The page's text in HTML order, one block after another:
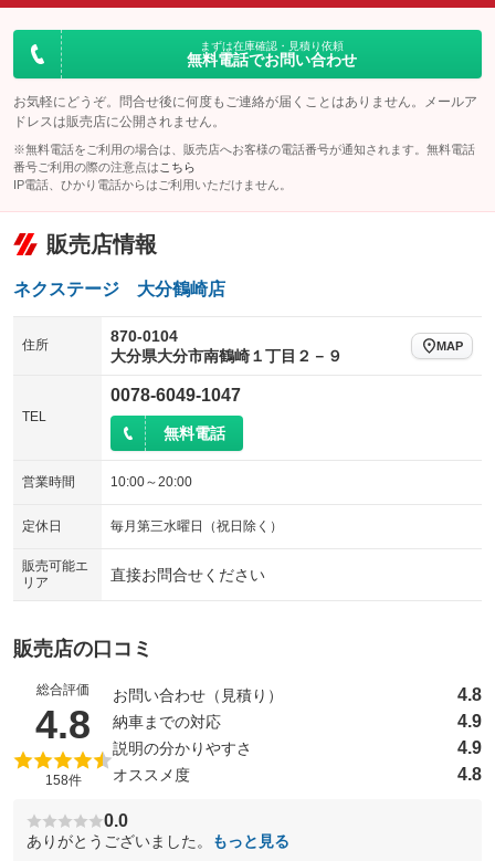
エアサスペンション ヘッドライトウォッシャー
まずは在庫確認・見積り依頼
無料電話でお問い合わせ
お気軽にどうぞ。問合せ後に何度もご連絡が届くことはありません。メールア
ドレスは販売店に公開されません。
※無料電話をご利用の場合は、販売店へお客様の電話番号が通知されます。無料電話
番号ご利用の際の注意点は こちら
IP電話、ひかり電話からはご利用いただけません。
販売店情報
ネクステージ 大分鶴崎店
住所
870-0104
大分県大分市南鶴崎１丁目２－９
MAP
TEL
0078-6049-1047
無料電話
営業時間 10:00～20:00
定休日 毎月第三水曜日（祝日除く）
販売可能エ
リア
直接お問合せください
販売店の口コミ
総合評価
4.8 （5点満点中）
158件
お問い合わせ（見積り） 4.8
納車までの対応 4.9
説明の分かりやすさ 4.9
オススメ度 4.8
0.0
ありがとうございました。 もっと見る